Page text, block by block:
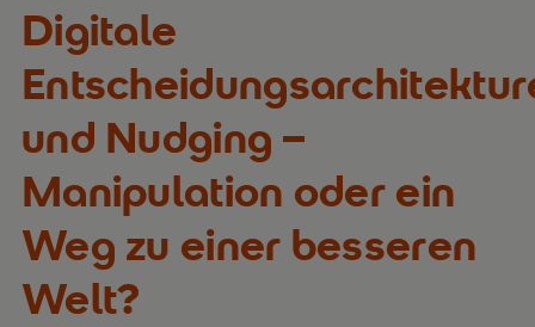
Digitale
und Nudging –
Manipulation oder ein
Weg zu einer besseren
Welt?